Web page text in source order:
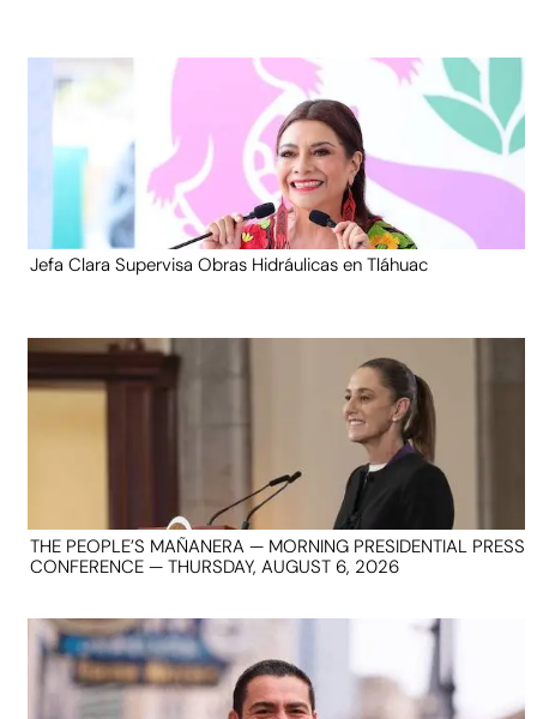
Jefa Clara Supervisa Obras Hidráulicas en Tláhuac
THE PEOPLE’S MAÑANERA — MORNING PRESIDENTIAL PRESS
CONFERENCE — THURSDAY, AUGUST 6, 2026